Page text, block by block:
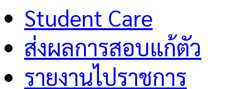
Student Care
ส่งผลการสอบแก้ตัว
รายงานไปราชการ